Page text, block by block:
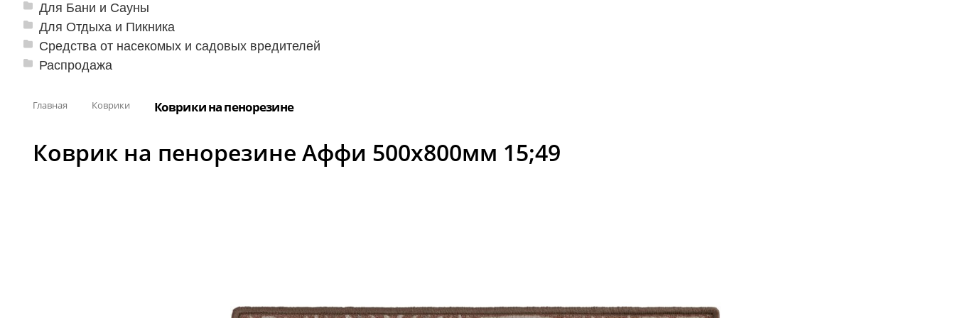
Для Бани и Сауны
Для Отдыха и Пикника
Средства от насекомых и садовых вредителей
Распродажа
Главная Коврики Коврики на пенорезине
Коврик на пенорезине Аффи 500x800мм 15;49